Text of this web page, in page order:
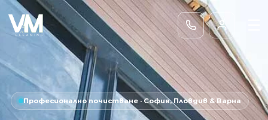
Професионално почистване ·София, Пловдив & Варна